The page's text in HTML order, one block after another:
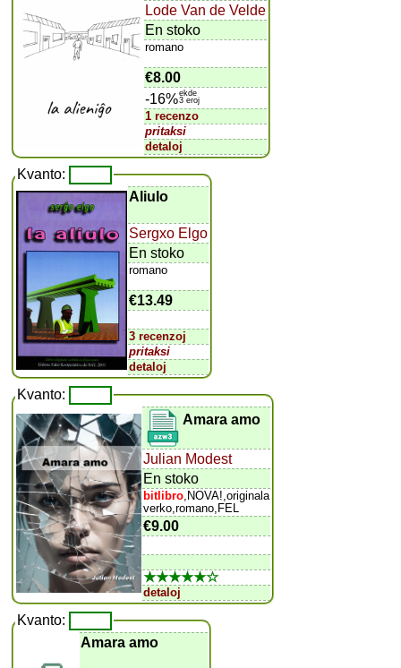
Lode Van de Velde
En stoko
romano
€8.00
-16%ekde
3 eroj
1 recenzo
pritaksi
detaloj
Kvanto:
Aliulo
Sergxo Elgo
En stoko
romano
€13.49
3 recenzoj
pritaksi
detaloj
Kvanto:
Amara amo
Julian Modest
En stoko
bitlibro ,NOVA!,originala
verko,romano,FEL
€9.00
★★★★★☆
detaloj
Kvanto:
Amara amo